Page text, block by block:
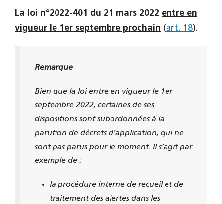
La loi n°2022-401 du 21 mars 2022 entre en
vigueur le 1er septembre prochain (art. 18).
Remarque
Bien que la loi entre en vigueur le 1er
septembre 2022, certaines de ses
dispositions sont subordonnées à la
parution de décrets d’application, qui ne
sont pas parus pour le moment. Il s’agit par
exemple de :
la procédure interne de recueil et de
traitement des alertes dans les